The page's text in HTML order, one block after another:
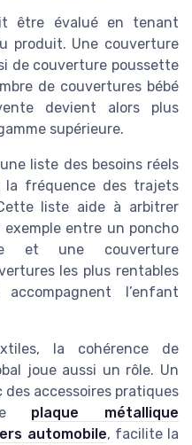
être évalué en tenant
produit. Une couverture
de couverture poussette
de couvertures bébé
devient alors plus
supérieure.
liste des besoins réels
la fréquence des trajets
liste aide à arbitrer
entre un poncho
et une couverture
les plus rentables
l’enfant
la cohérence de
joue aussi un rôle. Un
accessoires pratiques
plaque métallique
automobile, facilite la